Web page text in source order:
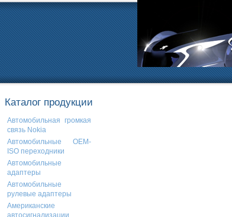
Каталог продукции
Автомобильная громкая
связь Nokia
Автомобильные OEM-
ISO переходники
Автомобильные
адаптеры
Автомобильные
рулевые адаптеры
Американские